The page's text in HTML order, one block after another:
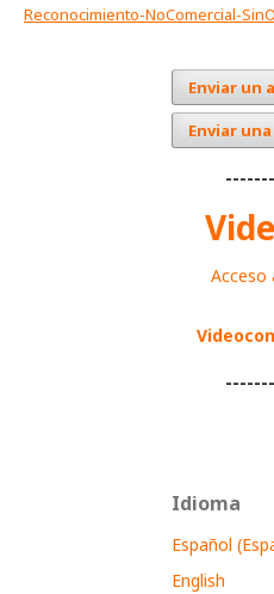
Reconocimiento-NoComercial-
Enviar un
Enviar
Acceso
Idioma
Español
English